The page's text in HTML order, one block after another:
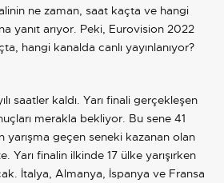
ne zaman, saat kaçta ve hangi
yanıt arıyor. Peki, Eurovision 2022
hangi kanalda canlı yayınlanıyor?
saatler kaldı. Yarı finali gerçekleşen
merakla bekliyor. Bu sene 41
yarışma geçen seneki kazanan olan
Yarı finalin ilkinde 17 ülke yarışırken
İtalya, Almanya, İspanya ve Fransa